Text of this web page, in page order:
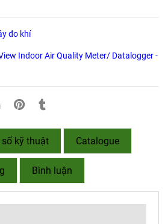
đo khí
Indoor Air Quality Meter/ Datalogger -
kỹ thuật Catalogue
Bình luận